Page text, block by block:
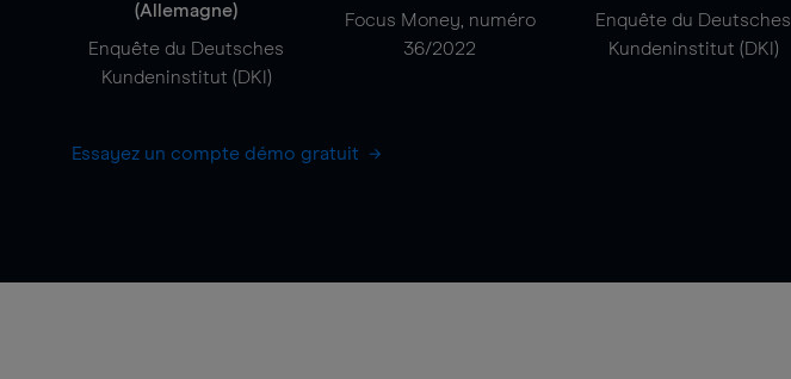
(Allemagne)
Enquête du Deutsches
Kundeninstitut (DKI)
Focus Money, numéro
36/2022
Enquête du Deutsches
Kundeninstitut (DKI)
Essayez un compte démo gratuit